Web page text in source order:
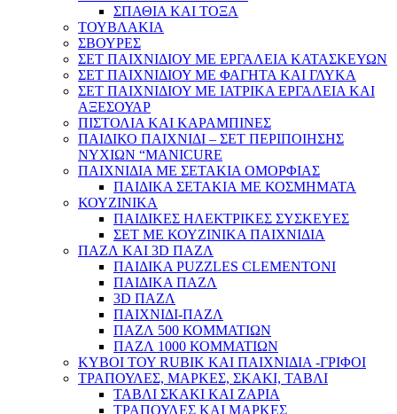
ΣΠΑΘΙΑ ΚΑΙ ΤΟΞΑ
ΤΟΥΒΛΑΚΙΑ
ΣΒΟΥΡΕΣ
ΣΕΤ ΠΑΙΧΝΙΔΙΟΥ ΜΕ ΕΡΓΑΛΕΙΑ ΚΑΤΑΣΚΕΥΩΝ
ΣΕΤ ΠΑΙΧΝΙΔΙΟΥ ΜΕ ΦΑΓΗΤΑ ΚΑΙ ΓΛΥΚΑ
ΣΕΤ ΠΑΙΧΝΙΔΙΟΥ ΜΕ ΙΑΤΡΙΚΑ ΕΡΓΑΛΕΙΑ ΚΑΙ
ΑΞΕΣΟΥΑΡ
ΠΙΣΤΟΛΙΑ ΚΑΙ ΚΑΡΑΜΠΙΝΕΣ
ΠΑΙΔΙΚΟ ΠΑΙΧΝΙΔΙ – ΣΕΤ ΠΕΡΙΠΟΙΗΣΗΣ
ΝΥΧΙΩΝ “MANICURE
ΠΑΙΧΝΙΔΙΑ ΜΕ ΣΕΤΑΚΙΑ ΟΜΟΡΦΙΑΣ
ΠΑΙΔΙΚΑ ΣΕΤΑΚΙΑ ΜΕ ΚΟΣΜΗΜΑΤΑ
ΚΟΥΖΙΝΙΚΑ
ΠΑΙΔΙΚΕΣ ΗΛΕΚΤΡΙΚΕΣ ΣΥΣΚΕΥΕΣ
ΣΕΤ ΜΕ ΚΟΥΖΙΝΙΚΑ ΠΑΙΧΝΙΔΙΑ
ΠΑΖΛ ΚΑΙ 3D ΠΑΖΛ
ΠΑΙΔΙΚΑ PUZZLES CLEMENTONI
ΠΑΙΔΙΚΑ ΠΑΖΛ
3D ΠΑΖΛ
ΠΑΙΧΝΙΔΙ-ΠΑΖΛ
ΠΑΖΛ 500 ΚΟΜΜΑΤΙΩΝ
ΠΑΖΛ 1000 ΚΟΜΜΑΤΙΩΝ
ΚΥΒΟΙ ΤΟΥ RUBIK ΚΑΙ ΠΑΙΧΝΙΔΙΑ -ΓΡΙΦΟΙ
ΤΡΑΠΟΥΛΕΣ, ΜΑΡΚΕΣ, ΣΚΑΚΙ, ΤΑΒΛΙ
ΤΑΒΛΙ ΣΚΑΚΙ ΚΑΙ ΖΑΡΙΑ
ΤΡΑΠΟΥΛΕΣ ΚΑΙ ΜΑΡΚΕΣ